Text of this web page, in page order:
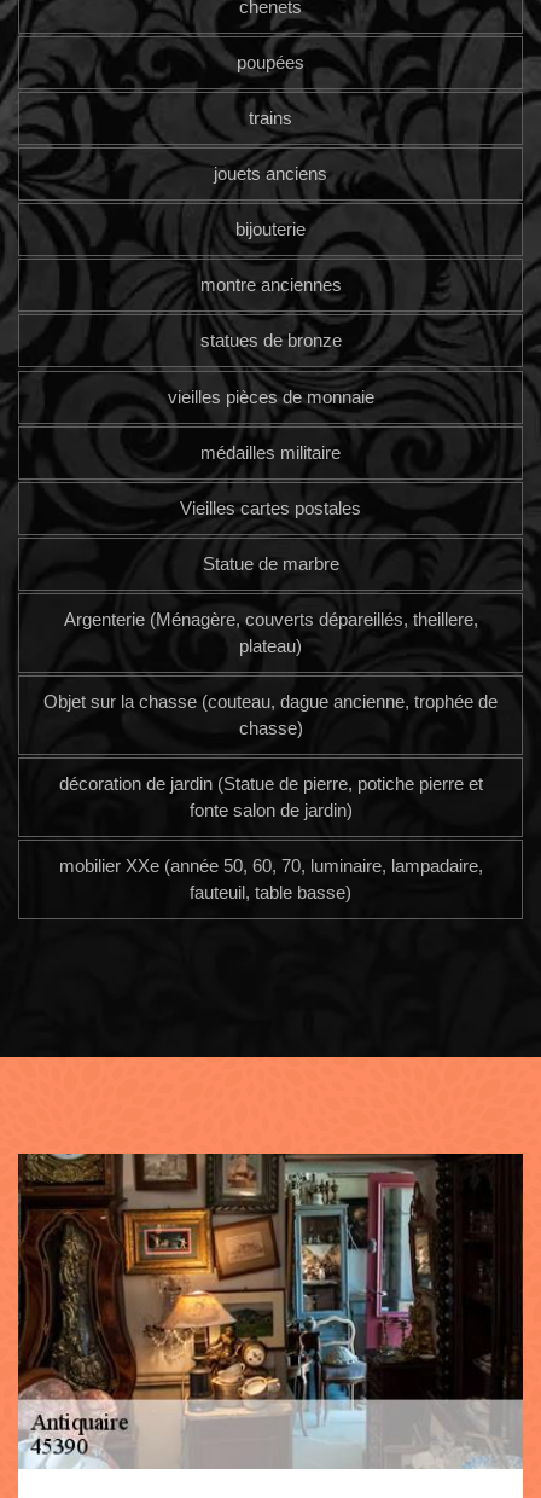
chenets
poupées
trains
jouets anciens
bijouterie
montre anciennes
statues de bronze
vieilles pièces de monnaie
médailles militaire
Vieilles cartes postales
Statue de marbre
Argenterie (Ménagère, couverts dépareillés, theillere,
plateau)
Objet sur la chasse (couteau, dague ancienne, trophée de
chasse)
décoration de jardin (Statue de pierre, potiche pierre et
fonte salon de jardin)
mobilier XXe (année 50, 60, 70, luminaire, lampadaire,
fauteuil, table basse)